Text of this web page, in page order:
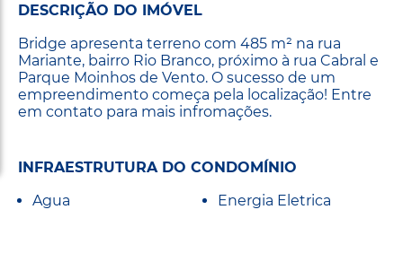
DESCRIÇÃO DO IMÓVEL
Bridge apresenta terreno com 485 m² na rua
Mariante, bairro Rio Branco, próximo à rua Cabral e
Parque Moinhos de Vento. O sucesso de um
empreendimento começa pela localização! Entre
em contato para mais infromações.
INFRAESTRUTURA DO CONDOMÍNIO
Agua
Energia Eletrica